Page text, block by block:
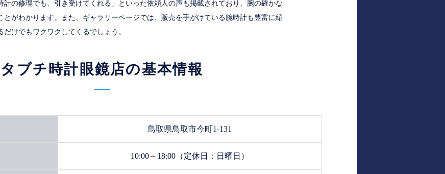
計の修理でも、引き受けてくれる」といった依頼人の声も掲載されており、腕の確かな
とがわかります。また、ギャラリーページでは、販売を手がけている腕時計も豊富に紹
けでもワクワクしてくるでしょう。
タブチ時計眼鏡店の基本情報
鳥取県鳥取市今町1-131
10:00～18:00（定休日：日曜日）